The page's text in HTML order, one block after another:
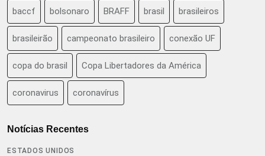
baccf bolsonaro BRAFF brasil brasileiros
brasileirão campeonato brasileiro conexão UF
copa do brasil Copa Libertadores da América
coronavirus coronavírus
Notícias Recentes
ESTADOS UNIDOS